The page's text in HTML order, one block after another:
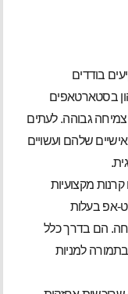
בודדים
בסטארטאפים
גבוהה. לעתים
שלהם ועשויים
מקצועיות
אפ בעלות
הם בדרך כלל
בתמורה למניות